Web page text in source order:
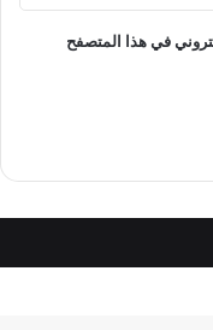
في هذا المتصفح